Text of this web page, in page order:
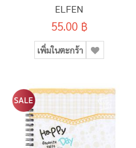
ELFEN
55.00 ฿
เพิ่มในตะกร้า